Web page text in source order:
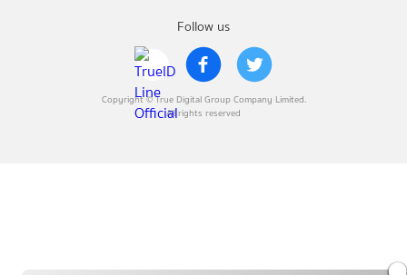
Follow us
Copyright © True Digital Group Company Limited.
All rights reserved